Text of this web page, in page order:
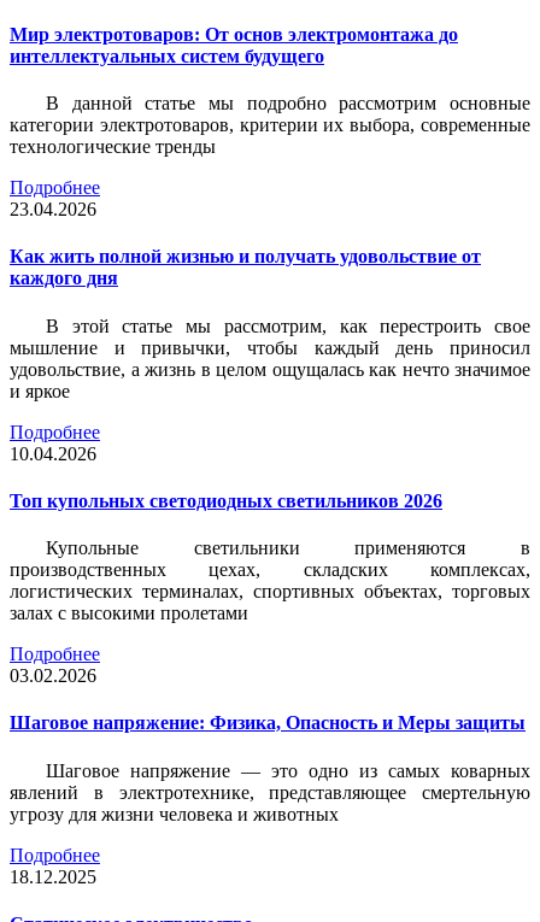
Мир электротоваров: От основ электромонтажа до
интеллектуальных систем будущего
В данной статье мы подробно рассмотрим основные
категории электротоваров, критерии их выбора, современные
технологические тренды
Подробнее
23.04.2026
Как жить полной жизнью и получать удовольствие от
каждого дня
В этой статье мы рассмотрим, как перестроить свое
мышление и привычки, чтобы каждый день приносил
удовольствие, а жизнь в целом ощущалась как нечто значимое
и яркое
Подробнее
10.04.2026
Топ купольных светодиодных светильников 2026
Купольные светильники применяются в
производственных цехах, складских комплексах,
логистических терминалах, спортивных объектах, торговых
залах с высокими пролетами
Подробнее
03.02.2026
Шаговое напряжение: Физика, Опасность и Меры защиты
Шаговое напряжение — это одно из самых коварных
явлений в электротехнике, представляющее смертельную
угрозу для жизни человека и животных
Подробнее
18.12.2025